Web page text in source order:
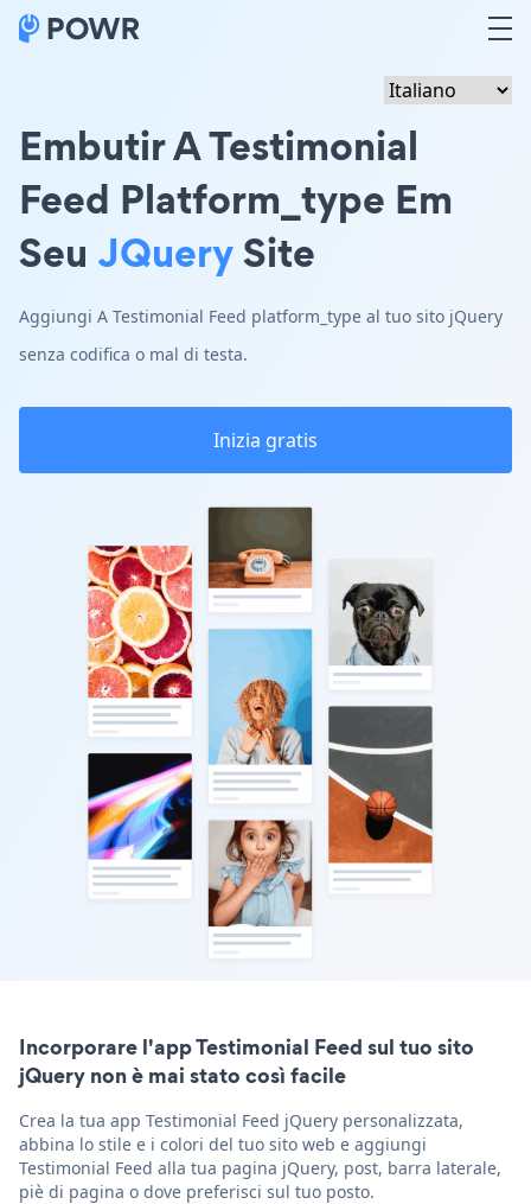
Embutir A Testimonial
Feed Platform_type Em
Seu JQuerySite
Aggiungi A Testimonial Feed platform_type al tuo sito jQuery
senza codifica o mal di testa.
Inizia gratis
Incorporare l'app Testimonial Feed sul tuo sito
jQuery non è mai stato così facile
Crea la tua app Testimonial Feed jQuery personalizzata,
abbina lo stile e i colori del tuo sito web e aggiungi
Testimonial Feed alla tua pagina jQuery, post, barra laterale,
piè di pagina o dove preferisci sul tuo posto.